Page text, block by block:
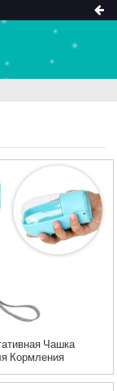
Чашка
Кормления
Животных,
Для Кормления